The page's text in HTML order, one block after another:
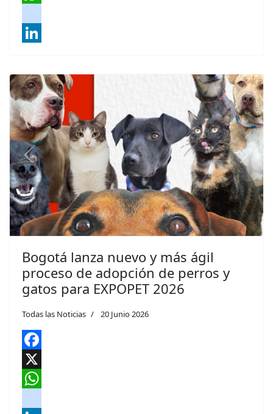
instagram
Previous Next
Bogotá lanza nuevo y más ágil
proceso de adopción de perros y
gatos para EXPOPET 2026
Todas las Noticias 20 Junio 2026
Facebook
X